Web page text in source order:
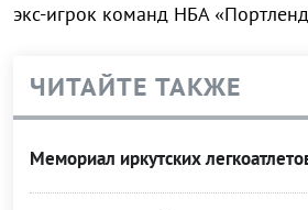
экс-игрок команд НБА
ЧИТАЙТЕ ТАКЖЕ
Мемориал иркутских